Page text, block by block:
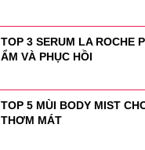
TOP 3 SERUM LA ROCHE
ẨM VÀ PHỤC HỒI
TOP 5 MÙI BODY MIST
THƠM MÁT